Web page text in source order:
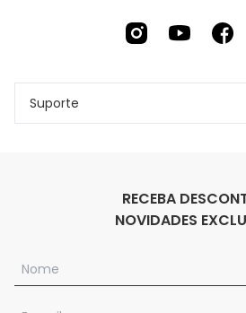
Suporte
RECEBA
NOVIDADES